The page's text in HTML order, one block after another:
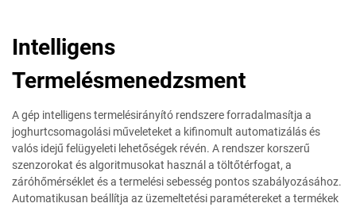
Intelligens
Termelésmenedzsment
A gép intelligens termelésirányító rendszere forradalmasítja a
joghurtcsomagolási műveleteket a kifinomult automatizálás és
valós idejű felügyeleti lehetőségek révén. A rendszer korszerű
szenzorokat és algoritmusokat használ a töltőtérfogat, a
záróhőmérséklet és a termelési sebesség pontos szabályozásához.
Automatikusan beállítja az üzemeltetési paramétereket a termékek